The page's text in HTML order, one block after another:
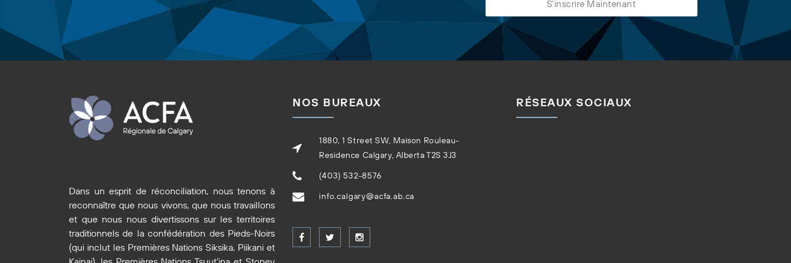
Dans un esprit de réconciliation, nous tenons à
reconnaître que nous vivons, que nous travaillons
et que nous nous divertissons sur les territoires
traditionnels de la confédération des Pieds-Noirs
(qui inclut les Premières Nations Siksika, Piikani et
NOS BUREAUX
1880, 1 Street SW, Maison Rouleau-
Residence Calgary, Alberta T2S 3J3
(403) 532-8576
info.calgary@acfa.ab.ca
RÉSEAUX SOCIAUX